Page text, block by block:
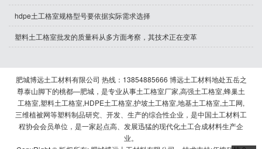
hdpe土工格室规格型号要依据实际需求选择
塑料土工格室批发的质量科从多方面考察，其技术正在变革
肥城博远土工材料有限公司 热线：13854885666 博远土工材料地处五岳之
尊泰山脚下的桃都—肥城，是专业从事土工格室厂家,高强土工格室,蜂巢土
工格室,塑料土工格室,HDPE土工格室,护坡土工格室,地基土工格室,土工网,
三维植被网等塑料制品研究、开发、生产的综合性企业，是中国土工材料工
程协会会员单位，是一家起点高、发展迅猛的现代化土工合成材料生产企
业。